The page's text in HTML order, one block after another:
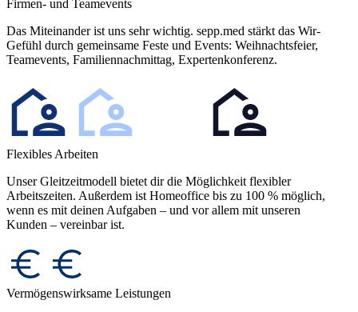
Firmen- und Teamevents
Das Miteinander ist uns sehr wichtig. sepp.med stärkt das Wir-
Gefühl durch gemeinsame Feste und Events: Weihnachtsfeier,
Teamevents, Familiennachmittag, Expertenkonferenz.
Flexibles Arbeiten
Unser Gleitzeitmodell bietet dir die Möglichkeit flexibler
Arbeitszeiten. Außerdem ist Homeoffice bis zu 100 % möglich,
wenn es mit deinen Aufgaben – und vor allem mit unseren
Kunden – vereinbar ist.
Vermögenswirksame Leistungen